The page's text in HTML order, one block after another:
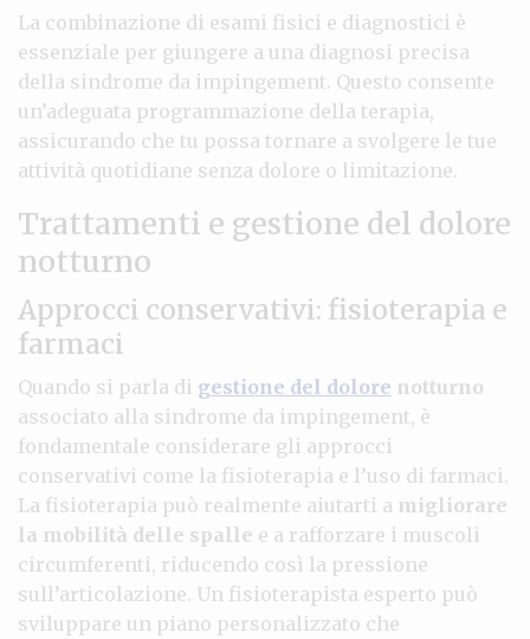
La combinazione di esami fisici e diagnostici è
essenziale per giungere a una diagnosi precisa
della sindrome da impingement. Questo consente
un’adeguata programmazione della terapia,
assicurando che tu possa tornare a svolgere le tue
attività quotidiane senza dolore o limitazione.
Trattamenti e gestione del dolore
notturno
Approcci conservativi: fisioterapia e
farmaci
Quando si parla di gestione del dolore notturno
associato alla sindrome da impingement, è
fondamentale considerare gli approcci
conservativi come la fisioterapia e l’uso di farmaci.
La fisioterapia può realmente aiutarti a migliorare
la mobilità delle spalle e a rafforzare i muscoli
circumferenti, riducendo così la pressione
sull’articolazione. Un fisioterapista esperto può
sviluppare un piano personalizzato che